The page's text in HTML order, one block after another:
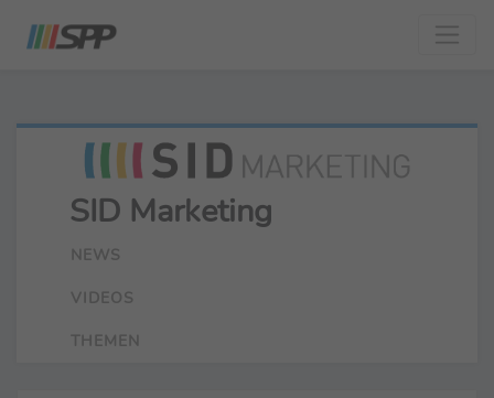
SID Marketing
NEWS
VIDEOS
THEMEN